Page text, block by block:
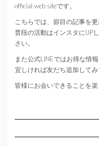
official web siteです。
こちらでは、節目の記事を更
普段の活動はインスタにUP
さい。
また公式LINEではお得な情
宜しければ友だち追加してみ
皆様にお会いできることを楽